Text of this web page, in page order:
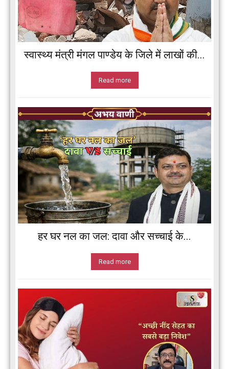
स्वास्थ्य मंत्री मंगल पाण्डेय के जिले में लाखों की...
Read more
हर घर नल का जल: दावा और सच्चाई के...
Read more